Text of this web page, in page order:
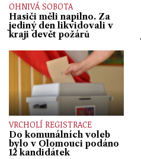
OHNIVÁ SOBOTA
Hasiči měli napilno. Za
jediný den likvidovali v
kraji devět požárů
VRCHOLÍ REGISTRACE
Do komunálních voleb
bylo v Olomouci podáno
12 kandidátek